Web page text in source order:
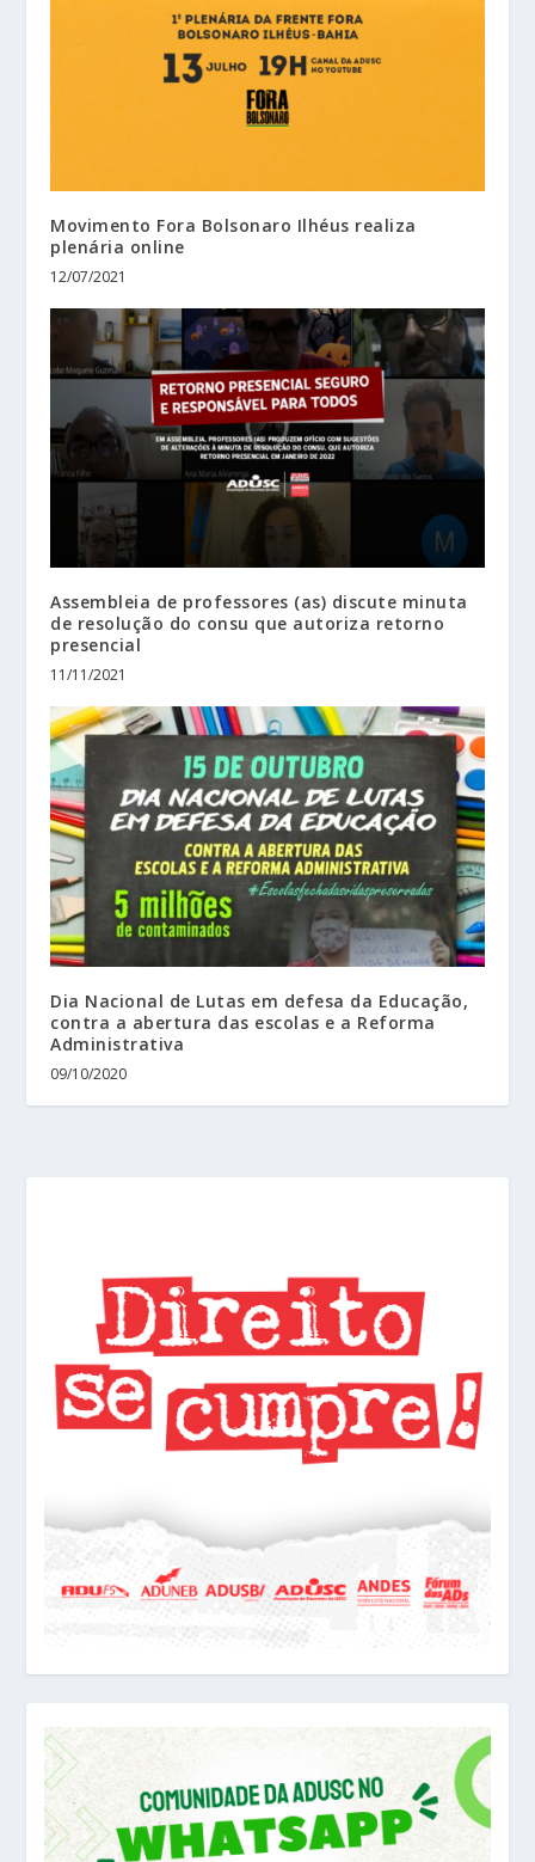
Movimento Fora Bolsonaro Ilhéus realiza
plenária online
12/07/2021
Assembleia de professores (as) discute minuta
de resolução do consu que autoriza retorno
presencial
11/11/2021
Dia Nacional de Lutas em defesa da Educação,
contra a abertura das escolas e a Reforma
Administrativa
09/10/2020